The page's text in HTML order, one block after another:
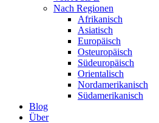
Nach Regionen
Afrikanisch
Asiatisch
Europäisch
Osteuropäisch
Südeuropäisch
Orientalisch
Nordamerikanisch
Südamerikanisch
Blog
Über